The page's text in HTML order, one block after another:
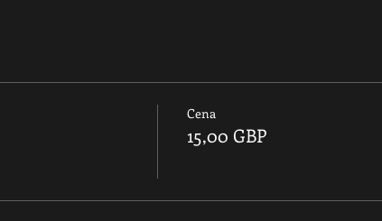
Cena
15,00 GBP